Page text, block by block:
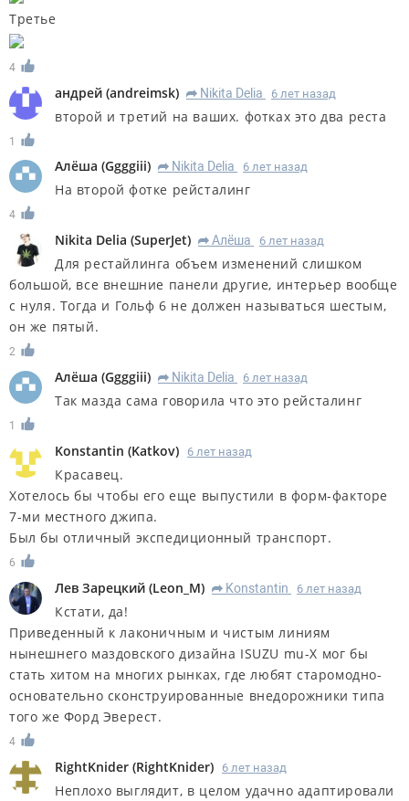
Третье
4
андрей (andreimsk) R Nikita Delia 6 лет назад
второй и третий на ваших. фотках это два реста
1
Алёша (Ggggiii) R Nikita Delia 6 лет назад
На второй фотке рейсталинг
4
Nikita Delia (SuperJet) R Алёша 6 лет назад
Для рестайлинга объем изменений слишком
большой, все внешние панели другие, интерьер вообще
с нуля. Тогда и Гольф 6 не должен называться шестым,
он же пятый.
2
Алёша (Ggggiii) R Nikita Delia 6 лет назад
Так мазда сама говорила что это рейсталинг
1
Konstantin (Katkov) 6 лет назад
Красавец.
Хотелось бы чтобы его еще выпустили в форм-факторе
7-ми местного джипа.
Был бы отличный экспедиционный транспорт.
6
Лев Зарецкий (Leon_M) R Konstantin 6 лет назад
Кстати, да!
Приведенный к лаконичным и чистым линиям
нынешнего маздовского дизайна ISUZU mu-X мог бы
стать хитом на многих рынках, где любят старомодно-
основательно сконструированные внедорожники типа
того же Форд Эверест.
4
RightKnider (RightKnider) 6 лет назад
Неплохо выглядит, в целом удачно адаптировали